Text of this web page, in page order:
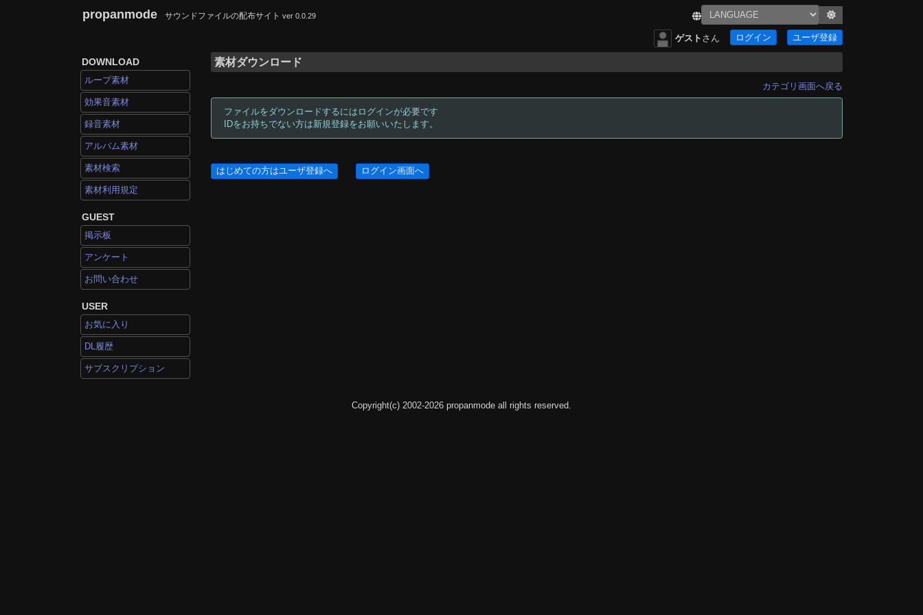
propanmode サウンドファイルの配布サイト ver 0.0.29
ゲスト さん ログイン ユーザ登録
DOWNLOAD
ループ素材
効果音素材
録音素材
アルバム素材
素材検索
素材利用規定
GUEST
掲示板
アンケート
お問い合わせ
USER
お気に入り
DL履歴
サブスクリプション
素材ダウンロード
カテゴリ画面へ戻る
ファイルをダウンロードするにはログインが必要です
IDをお持ちでない方は新規登録をお願いいたします。
はじめての方はユーザ登録へ ログイン画面へ
Copyright(c) 2002-2026 propanmode all rights reserved.